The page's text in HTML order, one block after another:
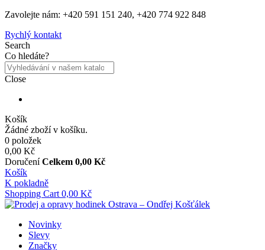
Zavolejte nám: +420 591 151 240, +420 774 922 848
Rychlý kontakt
Search
Co hledáte?
Close
Košík
Žádné zboží v košíku.
0 položek
0,00 Kč
Doručení Celkem 0,00 Kč
Košík
K pokladně
Shopping Cart 0,00 Kč
Novinky
Slevy
Značky